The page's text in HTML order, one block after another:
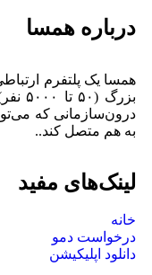
درباره همسا
همسا یک پلتفرم
بزرگ
درون‌سازمانی که
به هم متصل کند..
لینک‌های مفید
خانه
درخواست دمو
دانلود اپلیکیشن